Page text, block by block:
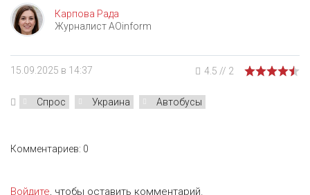
Карпова Рада
Журналист AOinform
15.09.2025 в 14:37 4.5 // 2
Спрос Украина Автобусы
Комментариев: 0
Войдите, чтобы оставить комментарий.